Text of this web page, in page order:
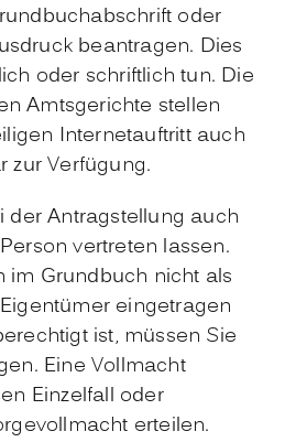
oder
beantragen. Dies
oder schriftlich tun. Die
Amtsgerichte stellen
Internetauftritt auch
zur Verfügung.
der Antragstellung auch
vertreten lassen.
im Grundbuch nicht als
eingetragen
ist, müssen Sie
Eine Vollmacht
Einzelfall oder
erteilen.